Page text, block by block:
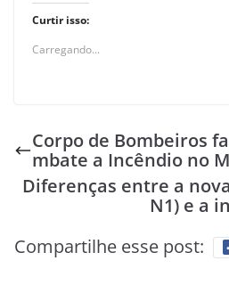
Curtir isso:
Carregando...
Corpo de Bombeiros
mbate a Incêndio no
Diferenças entre a
N1) e a
Compartilhe esse post: